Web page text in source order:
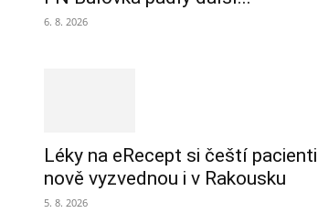
6. 8. 2026
Léky na eRecept si čeští pacienti
nově vyzvednou i v Rakousku
5. 8. 2026